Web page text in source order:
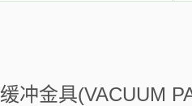
缓冲金具(VACUUM